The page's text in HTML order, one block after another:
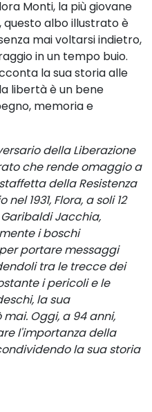
Monti, la più giovane
albo illustrato è
mai voltarsi indietro,
in un tempo buio.
la sua storia alle
libertà è un bene
memoria e
della Liberazione
che rende omaggio a
della Resistenza
1931, Flora, a soli 12
Jacchia,
i boschi
portare messaggi
tra le trecce dei
i pericoli e le
la sua
Oggi, a 94 anni,
l'importanza della
la sua storia